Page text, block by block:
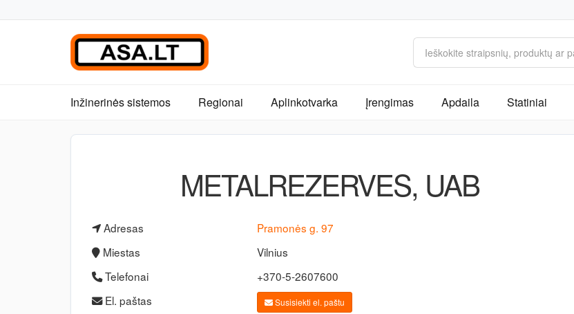
Inžinerinės sistemos Regionai Aplinkotvarka Įrengimas Apdaila Statiniai
METALREZERVES, UAB
Adresas
Pramonės g. 97
Miestas
Vilnius
Telefonai
+370-5-2607600
El. paštas
Susisiekti el. paštu